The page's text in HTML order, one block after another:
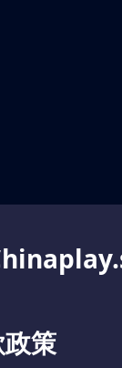
策